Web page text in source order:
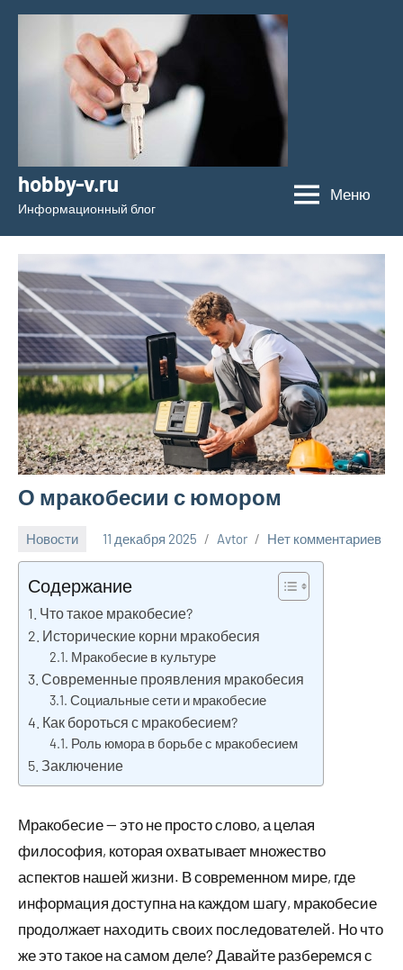
Перейти
содержимому
hobby-v.ru
Информационный блог
Меню
О мракобесии с юмором
Новости 11 декабря 2025 Avtor Нет комментариев
Содержание
Что такое мракобесие?
Исторические корни мракобесия
Мракобесие в культуре
Современные проявления мракобесия
Социальные сети и мракобесие
Как бороться с мракобесием?
Роль юмора в борьбе с мракобесием
Заключение
Мракобесие — это не просто слово, а целая
философия, которая охватывает множество
аспектов нашей жизни. В современном мире, где
информация доступна на каждом шагу, мракобесие
продолжает находить своих последователей. Но что
же это такое на самом деле? Давайте разберемся с